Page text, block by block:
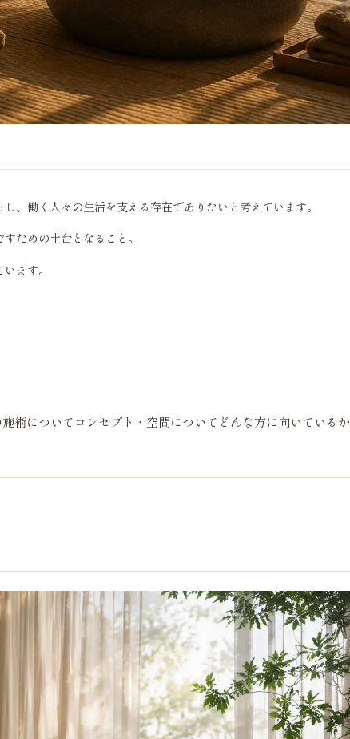
、働く人々の生活を支える存在でありたいと考えています。
ための土台となること。
ます。
術についてコンセプト・空間について どんな方に向いているか